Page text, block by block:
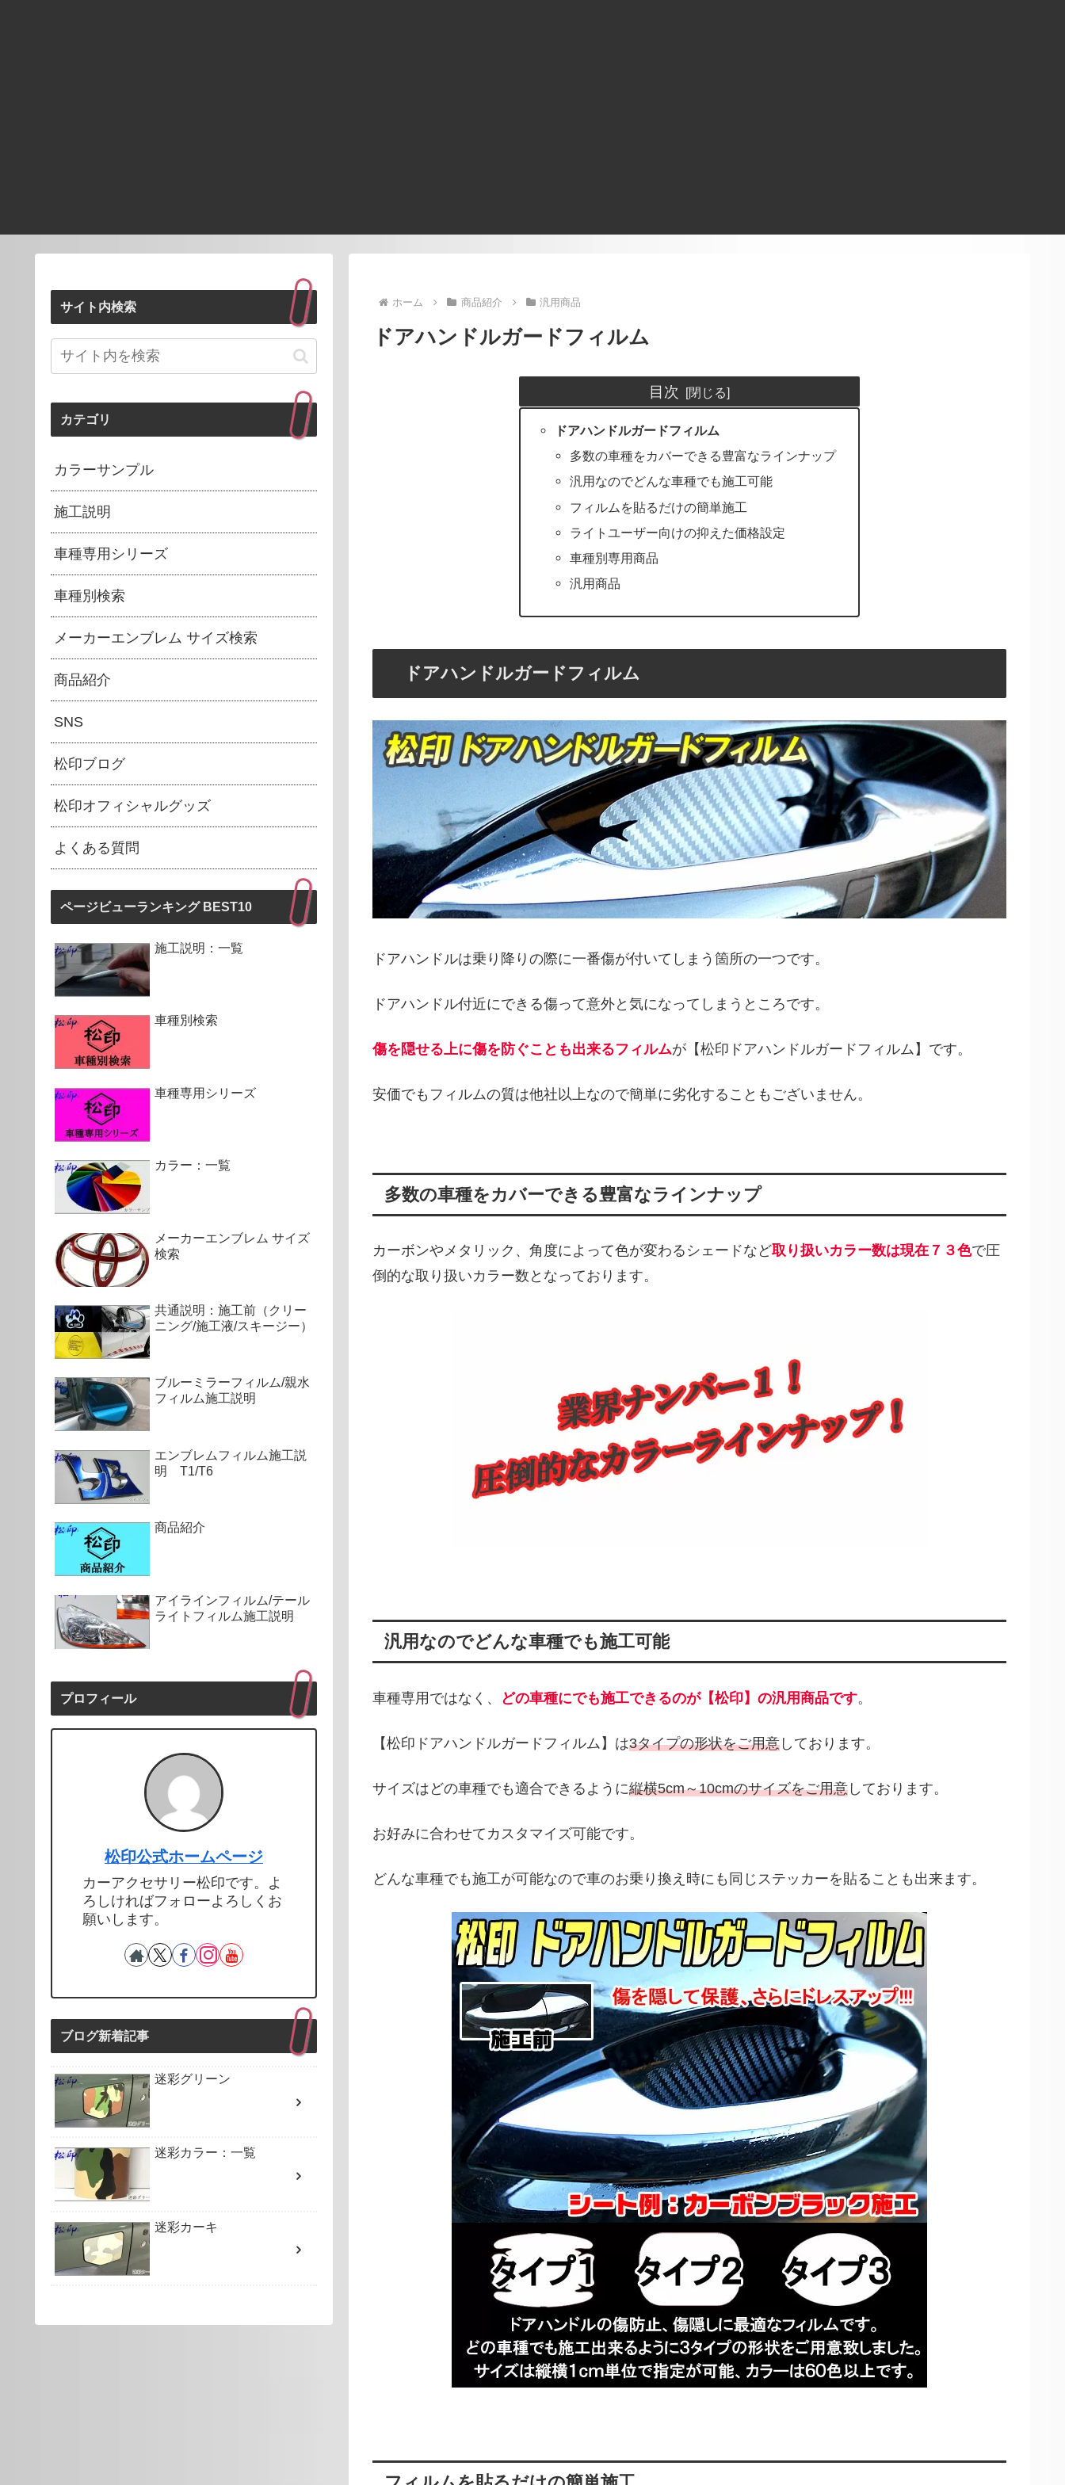
ホーム 商品紹介 汎用商品
ドアハンドルガードフィルム
目次
ドアハンドルガードフィルム
多数の車種をカバーできる豊富なラインナップ
汎用なのでどんな車種でも施工可能
フィルムを貼るだけの簡単施工
ライトユーザー向けの抑えた価格設定
車種別専用商品
汎用商品
ドアハンドルガードフィルム
ドアハンドルは乗り降りの際に一番傷が付いてしまう箇所の一つです。
ドアハンドル付近にできる傷って意外と気になってしまうところです。
傷を隠せる上に傷を防ぐことも出来るフィルムが【松印ドアハンドルガードフィルム】です。
安価でもフィルムの質は他社以上なので簡単に劣化することもございません。
多数の車種をカバーできる豊富なラインナップ
カーボンやメタリック、角度によって色が変わるシェードなど取り扱いカラー数は現在７３色で圧
倒的な取り扱いカラー数となっております。
汎用なのでどんな車種でも施工可能
車種専用ではなく、 どの車種にでも施工できるのが【松印】の汎用商品です。
【松印ドアハンドルガードフィルム】は3タイプの形状をご用意 しております。
サイズはどの車種でも適合できるように縦横5cm～10cmのサイズをご用意 しております。
お好みに合わせてカスタマイズ可能です。
どんな車種でも施工が可能なので車のお乗り換え時にも同じステッカーを貼ることも出来ます。
サイト内検索
カテゴリ
カラーサンプル
施工説明
車種専用シリーズ
車種別検索
メーカーエンブレム サイズ検索
商品紹介
SNS
松印ブログ
松印オフィシャルグッズ
よくある質問
ページビューランキング BEST10
施工説明：一覧
車種別検索
車種専用シリーズ
カラー：一覧
メーカーエンブレム サイズ
検索
共通説明：施工前（クリー
ニング/施工液/スキージー）
ブルーミラーフィルム/親水
フィルム施工説明
エンブレムフィルム施工説
明 T1/T6
商品紹介
アイラインフィルム/テール
ライトフィルム施工説明
プロフィール
松印公式ホームページ
カーアクセサリー松印です。よ
ろしければフォローよろしくお
願いします。
ブログ新着記事
迷彩グリーン
迷彩カラー：一覧
迷彩カーキ